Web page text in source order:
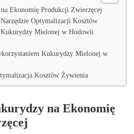
Ekonomię Produkcji Zwierzęcej
Optymalizacji Kosztów
Kukurydzy Mielonej w Hodowli
Kukurydzy Mielonej w
Kosztów Żywienia
na Ekonomię